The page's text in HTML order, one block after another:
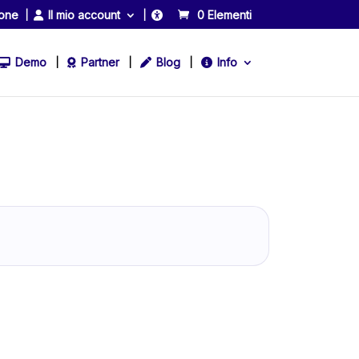
Il mio account 0 Elementi
Demo Partner Blog Info